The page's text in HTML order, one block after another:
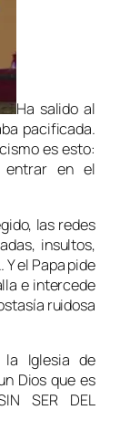
Ha salido al
pacificada.
es esto:
entrar en el
las redes
insultos,
el Papa pide
e intercede
ruidosa
Iglesia de
Dios que es
SER DEL